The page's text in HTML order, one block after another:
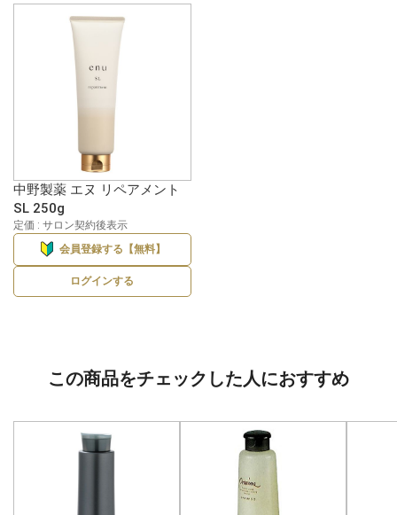
中野製薬 エヌ リペアメント
SL 250g
定価 : サロン契約後表示
会員登録する【無料】
ログインする
この商品をチェックした人におすすめ